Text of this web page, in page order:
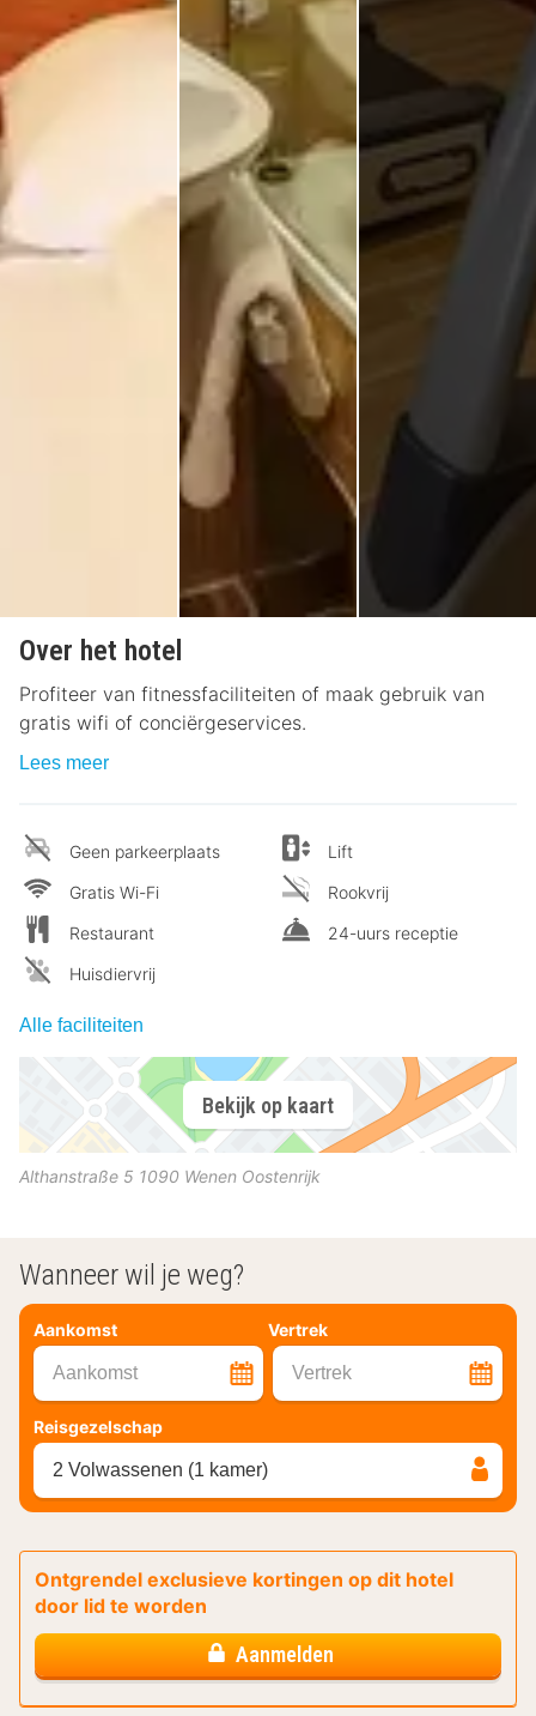
Over het hotel
Profiteer van fitnessfaciliteiten of maak gebruik van
gratis wifi of conciërgeservices.
Lees meer
Geen parkeerplaats
Gratis Wi-Fi
Restaurant
Huisdiervrij
Lift
Rookvrij
24-uurs receptie
Alle faciliteiten
Bekijk op kaart
Althanstraße 5 1090 Wenen Oostenrijk
Wanneer wil je weg?
Aankomst Vertrek
Aankomst Vertrek
Reisgezelschap
2 Volwassenen (1 kamer)
Ontgrendel exclusieve kortingen op dit hotel
door lid te worden
Aanmelden